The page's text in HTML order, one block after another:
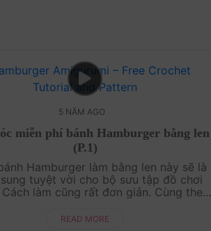
5 NĂM AGO
miễn phí bánh Hamburger bằng len
(P.1)
Hamburger làm bằng len này sẽ là
tuyệt vời cho bộ sưu tập đồ chơi
Cách làm cũng rất đơn giản. Cùng theo
thêm >> Mẫu móc miễn phí ....
READ MORE